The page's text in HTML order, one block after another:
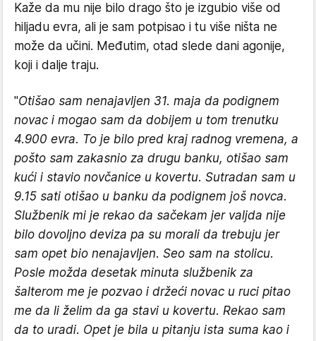
Kaže da mu nije bilo drago što je izgubio više od
hiljadu evra, ali je sam potpisao i tu više ništa ne
može da učini. Međutim, otad slede dani agonije,
koji i dalje traju.
"Otišao sam nenajavljen 31. maja da podignem
novac i mogao sam da dobijem u tom trenutku
4.900 evra. To je bilo pred kraj radnog vremena, a
pošto sam zakasnio za drugu banku, otišao sam
kući i stavio novčanice u kovertu. Sutradan sam u
9.15 sati otišao u banku da podignem još novca.
Službenik mi je rekao da sačekam jer valjda nije
bilo dovoljno deviza pa su morali da trebuju jer
sam opet bio nenajavljen. Seo sam na stolicu.
Posle možda desetak minuta službenik za
šalterom me je pozvao i držeći novac u ruci pitao
me da li želim da ga stavi u kovertu. Rekao sam
da to uradi. Opet je bila u pitanju ista suma kao i